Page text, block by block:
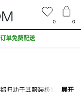
归功于其服装极好的穿
展开
展开
0 0